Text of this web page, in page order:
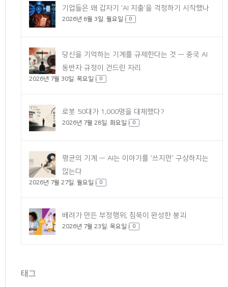
기업들은 왜 갑자기 ‘AI 지출’을 걱정하기 시작했나
2026년 8월 3일. 월요일 0
당신을 기억하는 기계를 규제한다는 것 — 중국 AI
동반자 규정이 건드린 자리
2026년 7월 30일. 목요일 0
로봇 50대가 1,000명을 대체했다?
2026년 7월 28일. 화요일 0
평균의 기계 — AI는 이야기를 ‘쓰지만’ 구상하지는
않는다
2026년 7월 27일. 월요일 0
배려가 만든 부정행위, 침묵이 완성한 붕괴
2026년 7월 23일. 목요일 0
태그